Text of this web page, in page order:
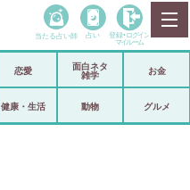
政治
当たる占い師 占い 登録• ログイン
マイルーム
恋愛
面白ネタ
雑学
お金
健康・生活 動物 グルメ